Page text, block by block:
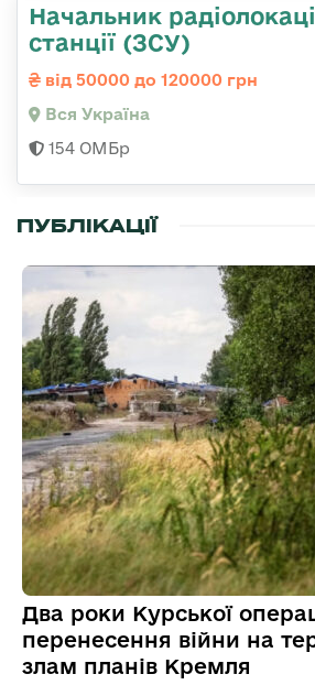
Начальник
станції (ЗСУ)
від 50000 до 120000 грн
Вся Україна
154 ОМБр
ПУБЛІКАЦІЇ
Два роки Курської
перенесення війни на
злам планів Кремля